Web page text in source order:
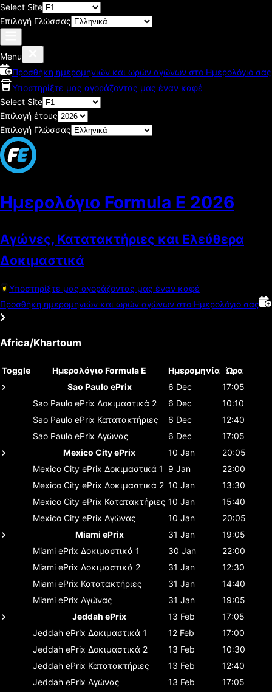
Select Site
Επιλογή Γλώσσας
Menu
Προσθήκη ημερομηνιών και ωρών αγώνων στο Ημερολόγιό σας
Υποστηρίξτε μας αγοράζοντας μας έναν καφέ
Select Site
Επιλογή έτους
Επιλογή Γλώσσας
Ημερολόγιο Formula E 2026
Αγώνες, Κατατακτήριες και Ελεύθερα
Δοκιμαστικά
Υποστηρίξτε μας αγοράζοντας μας έναν καφέ
Προσθήκη ημερομηνιών και ωρών αγώνων στο Ημερολόγιό σας
Africa/Khartoum
Toggle Ημερολόγιο Formula E Ημερομηνία Ώρα
Sao Paulo ePrix
6 Dec
17:05
Sao Paulo ePrix Δοκιμαστικά 2 6 Dec
10:10
Sao Paulo ePrix Κατατακτήριες 6 Dec
12:40
Sao Paulo ePrix Αγώνας 6 Dec
17:05
Mexico City ePrix
10 Jan
20:05
Mexico City ePrix Δοκιμαστικά 1 9 Jan
22:00
Mexico City ePrix Δοκιμαστικά 2 10 Jan
13:30
Mexico City ePrix Κατατακτήριες 10 Jan
15:40
Mexico City ePrix Αγώνας 10 Jan
20:05
Miami ePrix
31 Jan
19:05
Miami ePrix Δοκιμαστικά 1 30 Jan
22:00
Miami ePrix Δοκιμαστικά 2 31 Jan
12:30
Miami ePrix Κατατακτήριες 31 Jan
14:40
Miami ePrix Αγώνας 31 Jan
19:05
Jeddah ePrix
13 Feb
17:05
Jeddah ePrix Δοκιμαστικά 1 12 Feb
17:00
Jeddah ePrix Δοκιμαστικά 2 13 Feb
10:30
Jeddah ePrix Κατατακτήριες 13 Feb
12:40
Jeddah ePrix Αγώνας 13 Feb
17:05